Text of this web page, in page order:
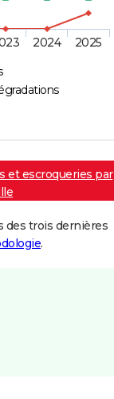
2024 2025
et escroqueries par
des trois dernières
.